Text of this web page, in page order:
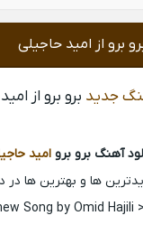
برو از امید حاجیلی
جدید برو برو از
آهنگ برو بروامید
ها و بهترین ها در
Song by Omid Hajili